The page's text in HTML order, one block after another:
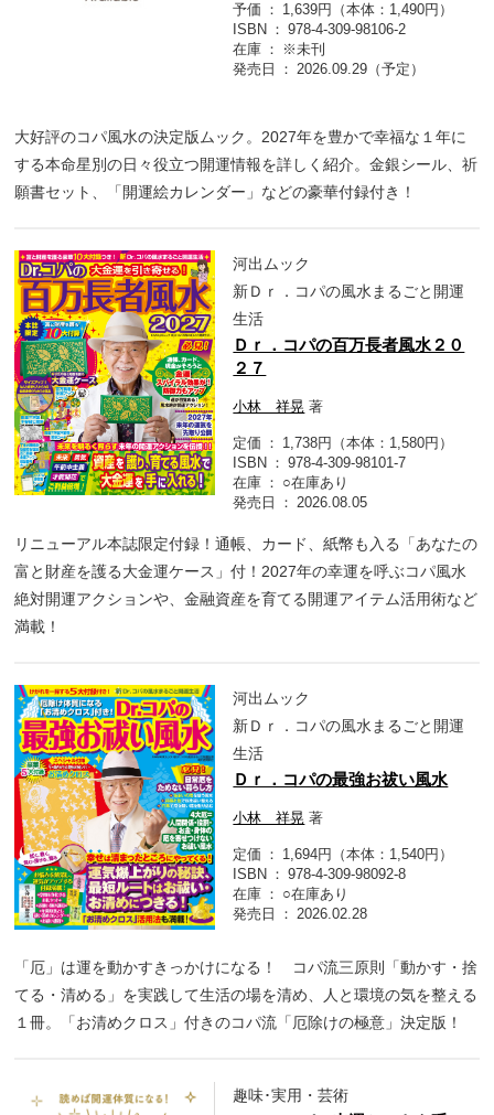
予価
1,639円（本体：1,490円）
ISBN
978-4-309-98106-2
在庫
※未刊
発売日
2026.09.29（予定）
大好評のコパ風水の決定版ムック。2027年を豊かで幸福な１年に
する本命星別の日々役立つ開運情報を詳しく紹介。金銀シール、祈
願書セット、「開運絵カレンダー」などの豪華付録付き！
河出ムック
新Ｄｒ．コパの風水まるごと開運
生活
Ｄｒ．コパの百万長者風水２０
２７
小林 祥晃 著
定価
1,738円（本体：1,580円）
ISBN
978-4-309-98101-7
在庫
○在庫あり
発売日
2026.08.05
リニューアル本誌限定付録！通帳、カード、紙幣も入る「あなたの
富と財産を護る大金運ケース」付！2027年の幸運を呼ぶコパ風水
絶対開運アクションや、金融資産を育てる開運アイテム活用術など
満載！
河出ムック
新Ｄｒ．コパの風水まるごと開運
生活
Ｄｒ．コパの最強お祓い風水
小林 祥晃 著
定価
1,694円（本体：1,540円）
ISBN
978-4-309-98092-8
在庫
○在庫あり
発売日
2026.02.28
「厄」は運を動かすきっかけになる！ コパ流三原則「動かす・捨
てる・清める」を実践して生活の場を清め、人と環境の気を整える
１冊。「お清めクロス」付きのコパ流「厄除けの極意」決定版！
趣味･実用・芸術